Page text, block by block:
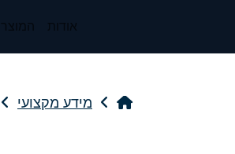
אודות
מידע מקצועי